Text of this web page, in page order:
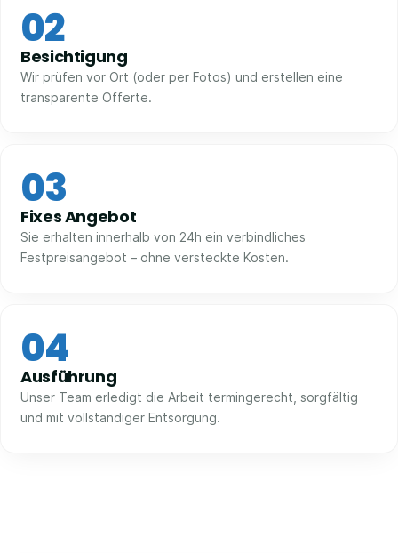
02
Besichtigung
Wir prüfen vor Ort (oder per Fotos) und erstellen eine
transparente Offerte.
03
Fixes Angebot
Sie erhalten innerhalb von 24h ein verbindliches
Festpreisangebot – ohne versteckte Kosten.
04
Ausführung
Unser Team erledigt die Arbeit termingerecht, sorgfältig
und mit vollständiger Entsorgung.